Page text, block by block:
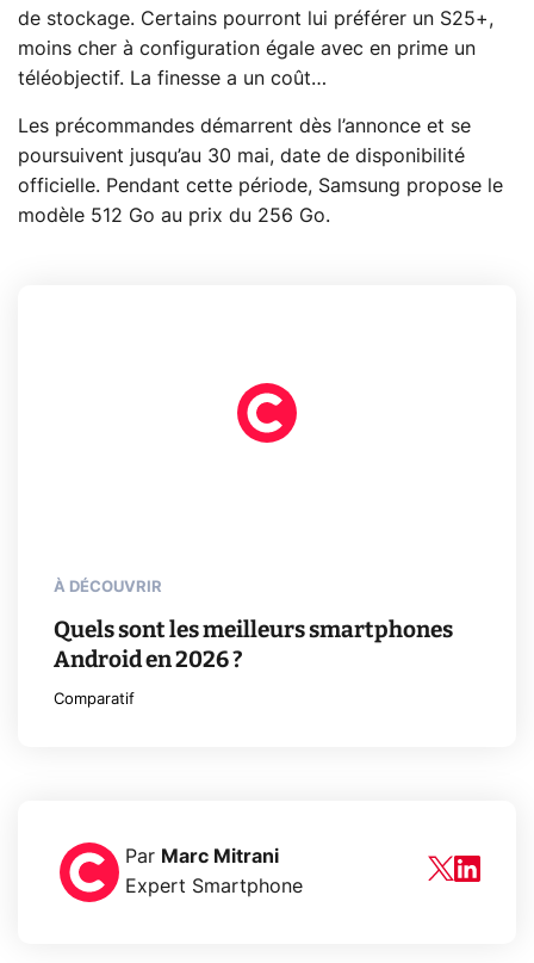
de stockage. Certains pourront lui préférer un S25+,
moins cher à configuration égale avec en prime un
téléobjectif. La finesse a un coût…
Les précommandes démarrent dès l’annonce et se
poursuivent jusqu’au 30 mai, date de disponibilité
officielle. Pendant cette période, Samsung propose le
modèle 512 Go au prix du 256 Go.
À DÉCOUVRIR
Quels sont les meilleurs smartphones
Android en 2026 ?
Comparatif
Par Marc Mitrani
Expert Smartphone